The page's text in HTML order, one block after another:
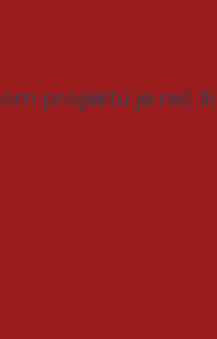
projektu je reč ili